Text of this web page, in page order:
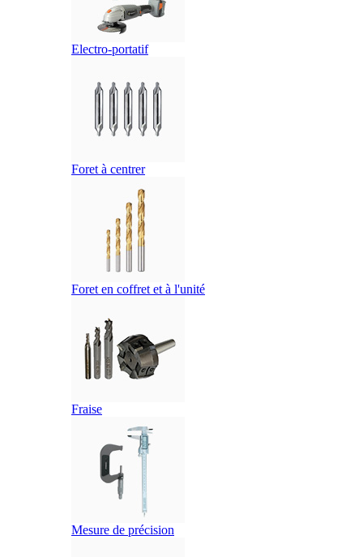
Electro-portatif
Foret à centrer
Foret en coffret et à l'unité
Fraise
Mesure de précision